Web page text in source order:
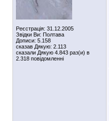
Реєстрація: 31.12.2005
Звідки Ви: Полтава
Дописи: 5.158
сказав Дякую: 2.113
сказали Дякую 4.843 раз(и) в
2.318 повідомленні